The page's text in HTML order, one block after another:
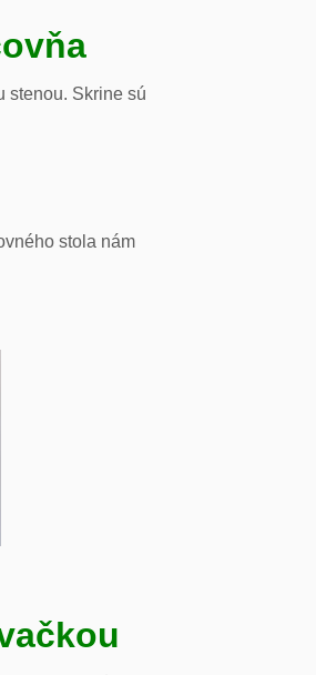
stenou. Skrine sú
stola nám